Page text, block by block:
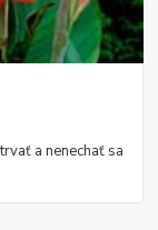
a nenechať sa